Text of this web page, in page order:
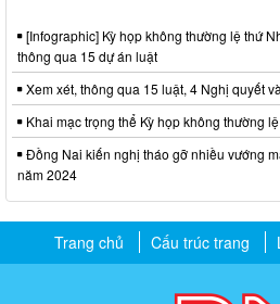
[Infographic] Kỳ họp không thường lệ thứ
thông qua 15 dự án luật
Xem xét, thông qua 15 luật, 4 Nghị quyết
Khai mạc trọng thể Kỳ họp không thường
Đồng Nai kiến nghị tháo gỡ nhiều vướng
năm 2024
Trang chủ Cấu trúc trang